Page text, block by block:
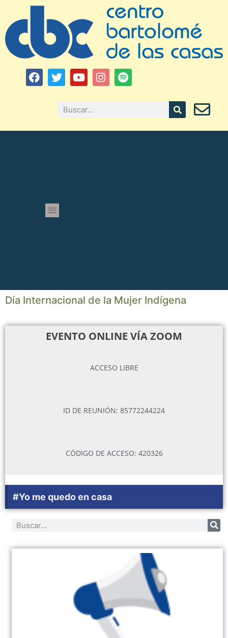
Día Internacional de la Mujer Indígena
EVENTO ONLINE VÍA ZOOM
ACCESO LIBRE
ID DE REUNIÓN: 85772244224
CÓDIGO DE ACCESO: 420326
#Yo me quedo en casa